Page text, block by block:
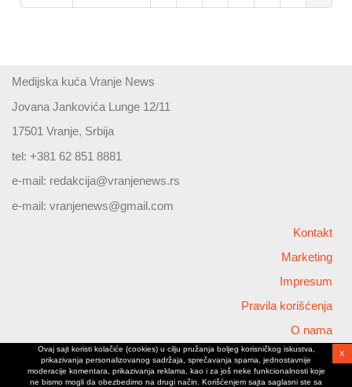
Medijska kuća Vranje News
Jovana Jankovića Lunge 12/11
17501 Vranje, Srbija
tel: +381 62 851 8881
e-mail: redakcija@vranjenews.rs
e-mail: vranjenews@gmail.com
Kontakt
Marketing
Impresum
Pravila korišćenja
O nama
Copyright © 2026 Vranjenews
All rights reserved
www.vranjenews.rs
Ovaj sajt koristi kolačiće (cookies) u cilju pružanja boljeg korisničkog iskustva,
prikazivanja personalizovanog sadržaja, sprečavanja spama, jednostavnije
moderacije komentara, prikazivanja reklama, kao i za još neke funkcionalnosti koje
ne bismo mogli da obezbedimo na drugi način. Korišćenjem sajta saglasni ste sa
X